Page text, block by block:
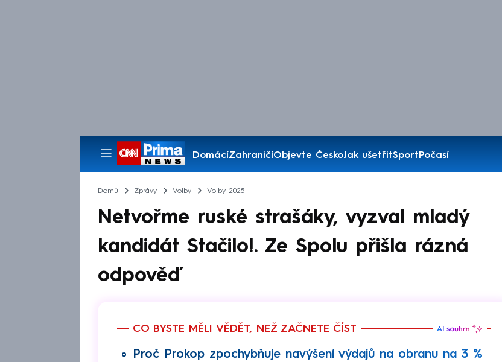
DomácíZahraničíObjevte ČeskoJak ušetřitSportPočasí
Pořady
Domů Zprávy Volby Volby 2025
Netvořme ruské strašáky, vyzval mladý
kandidát Stačilo!. Ze Spolu přišla rázná
odpověď
CO BYSTE MĚLI VĚDĚT, NEŽ ZAČNETE ČÍST
Proč Prokop zpochybňuje navýšení výdajů na obranu na 3 %